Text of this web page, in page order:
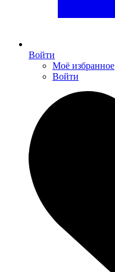
Войти
Моё избранное
Войти